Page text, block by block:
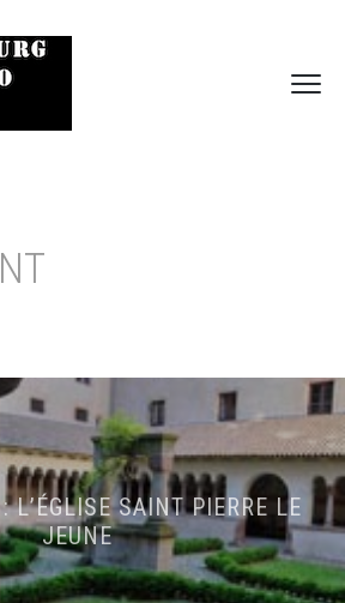
L’ÉGLISE SAINT PIERRE LE
JEUNE